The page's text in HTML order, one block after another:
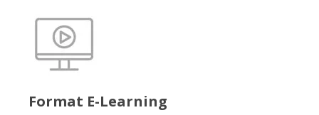
Format E-Learning